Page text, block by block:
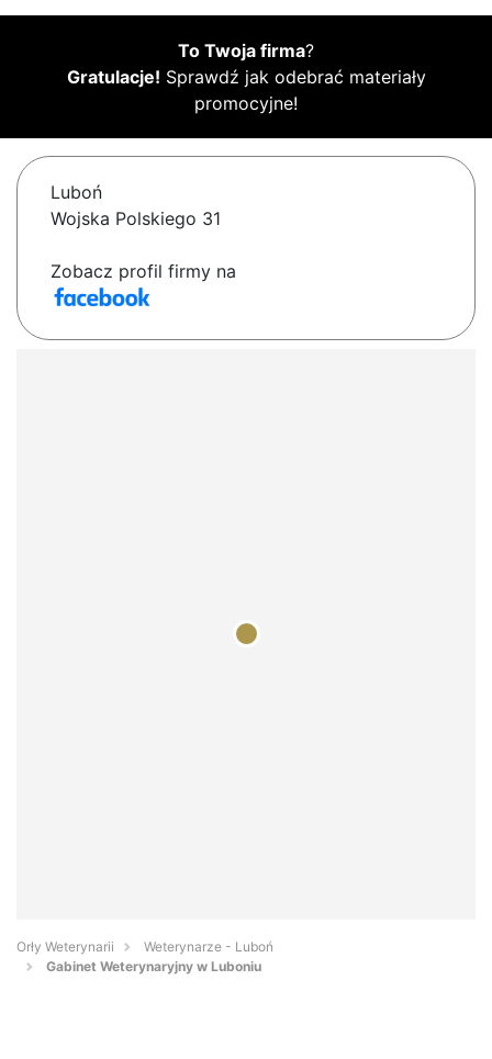
To Twoja firma?
Gratulacje! Sprawdź jak odebrać materiały
promocyjne!
Luboń
Wojska Polskiego 31
Zobacz profil firmy na
Orły Weterynarii
Weterynarze - Luboń
Gabinet Weterynaryjny w Luboniu